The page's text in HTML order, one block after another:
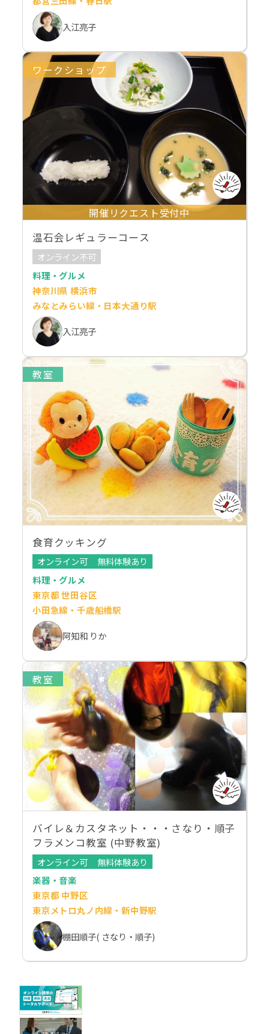
入江亮子
ワークショップ
開催リクエスト受付中
温石会レギュラーコース
オンライン不可
料理・グルメ
神奈川県 横浜市
みなとみらい線・日本大通り駅
入江亮子
教室
食育クッキング
オンライン可
無料体験あり
料理・グルメ
東京都 世田谷区
小田急線・千歳船橋駅
阿知和 りか
教室
バイレ＆カスタネット・・・さなり・順子
フラメンコ教室 (中野教室)
オンライン可
無料体験あり
楽器・音楽
東京都 中野区
東京メトロ丸ノ内線・新中野駅
棚田順子( さなり・順子)